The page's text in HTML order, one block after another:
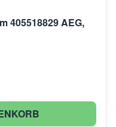
405518829 AEG,